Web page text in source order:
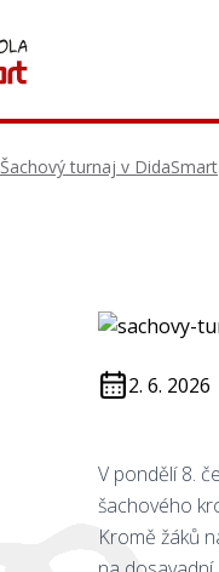
Šachový turnaj v DidaSmart
2. 6. 2026
V pondělí 8.
šachového
Kromě žáků